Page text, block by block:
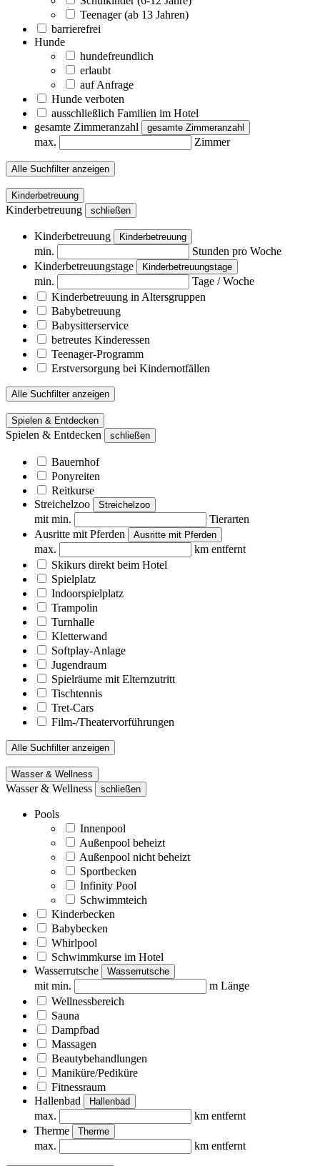
Teenager (ab 13 Jahren)
barrierefrei
Hunde
hundefreundlich
erlaubt
auf Anfrage
Hunde verboten
ausschließlich Familien im Hotel
gesamte Zimmeranzahl
gesamte Zimmeranzahl
max. Zimmer
Alle Suchfilter anzeigen
Kinderbetreuung
Kinderbetreuung schließen
Kinderbetreuung Kinderbetreuung
min.
Stunden pro Woche
Kinderbetreuungstage
Kinderbetreuungstage
min.
Tage / Woche
Kinderbetreuung in Altersgruppen
Babybetreuung
Babysitterservice
betreutes Kinderessen
Teenager-Programm
Erstversorgung bei Kindernotfällen
Alle Suchfilter anzeigen
Spielen & Entdecken
Spielen & Entdecken schließen
Bauernhof
Ponyreiten
Reitkurse
Streichelzoo
Streichelzoo
mit min.
Tierarten
Ausritte mit Pferden
Ausritte mit Pferden
max.
km entfernt
Skikurs direkt beim Hotel
Spielplatz
Indoorspielplatz
Trampolin
Turnhalle
Kletterwand
Softplay-Anlage
Jugendraum
Spielräume mit Elternzutritt
Tischtennis
Tret-Cars
Film-/Theatervorführungen
Alle Suchfilter anzeigen
Wasser & Wellness
Wasser & Wellness schließen
Pools
Innenpool
Außenpool beheizt
Außenpool nicht beheizt
Sportbecken
Infinity Pool
Schwimmteich
Kinderbecken
Babybecken
Whirlpool
Schwimmkurse im Hotel
Wasserrutsche
Wasserrutsche
mit min.
m Länge
Wellnessbereich
Sauna
Dampfbad
Massagen
Beautybehandlungen
Maniküre/Pediküre
Fitnessraum
Hallenbad
Hallenbad
max.
km entfernt
Therme
Therme
max. km entfernt